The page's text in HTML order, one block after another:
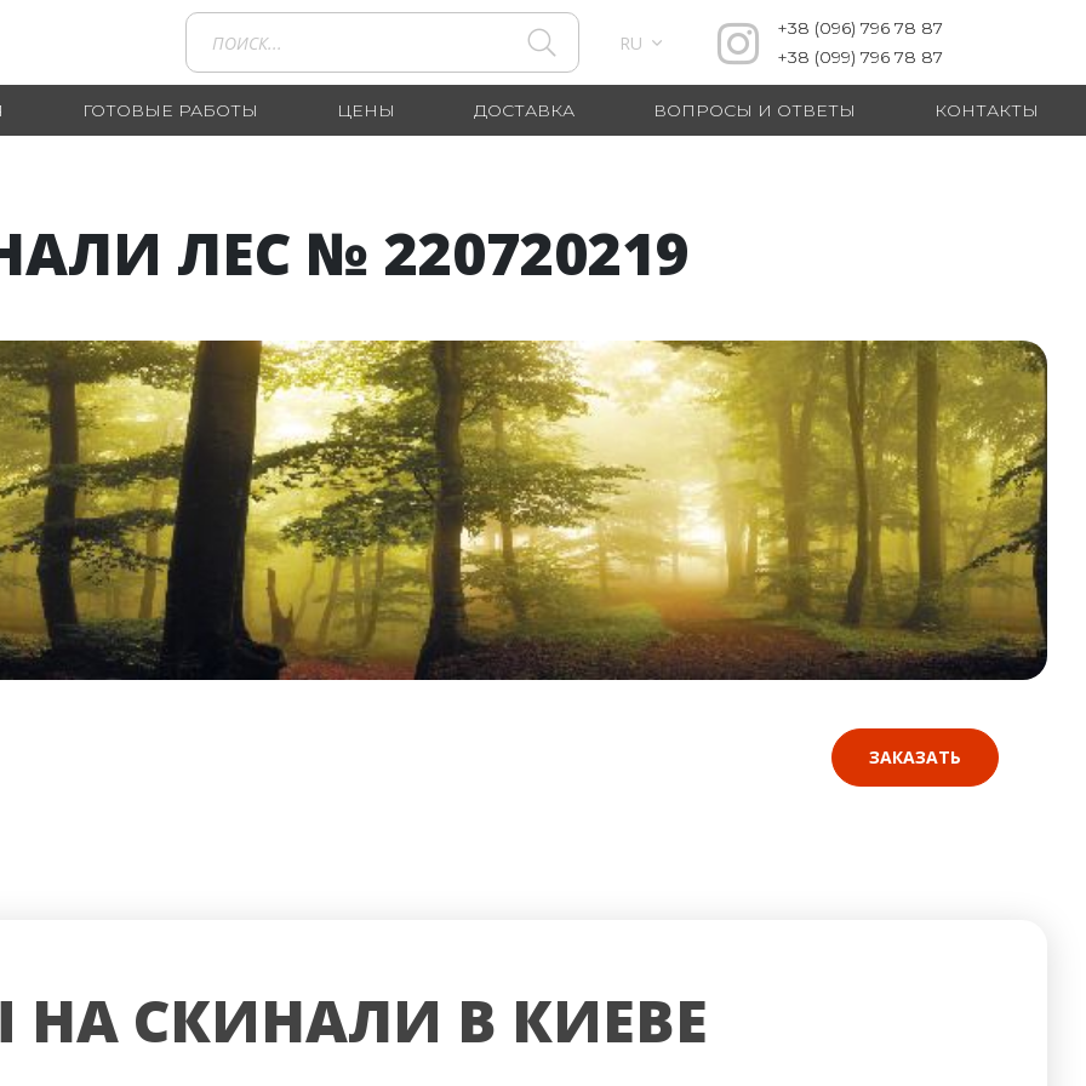
RU
+38 (096) 796 78 87
+38 (099) 796 78 87
ГОТОВЫЕ РАБОТЫ ЦЕНЫ ДОСТАВКА ВОПРОСЫ И ОТВЕТЫ КОНТАКТЫ
ЛЕС № 220720219
ЗАКАЗАТЬ
НА СКИНАЛИ В КИЕВЕ